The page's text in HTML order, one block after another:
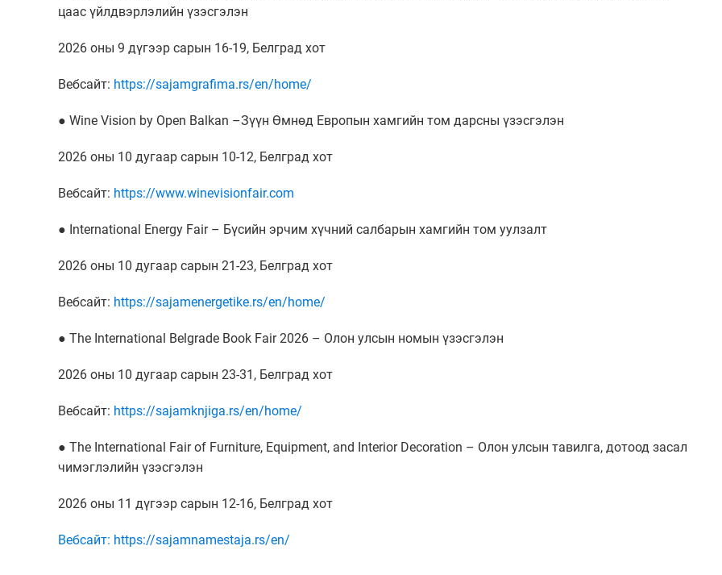
цаас үйлдвэрлэлийн үзэсгэлэн
2026 оны 9 дүгээр сарын 16-19, Белград хот
Вебсайт: https://sajamgrafima.rs/en/home/
● Wine Vision by Open Balkan –Зүүн Өмнөд Европын хамгийн том дарсны үзэсгэлэн
2026 оны 10 дугаар сарын 10-12, Белград хот
Вебсайт: https://www.winevisionfair.com
● International Energy Fair – Бүсийн эрчим хүчний салбарын хамгийн том уулзалт
2026 оны 10 дугаар сарын 21-23, Белград хот
Вебсайт: https://sajamenergetike.rs/en/home/
● The International Belgrade Book Fair 2026 – Олон улсын номын үзэсгэлэн
2026 оны 10 дугаар сарын 23-31, Белград хот
Вебсайт: https://sajamknjiga.rs/en/home/
● The International Fair of Furniture, Equipment, and Interior Decoration – Олон улсын тавилга, дотоод засал
чимэглэлийн үзэсгэлэн
2026 оны 11 дүгээр сарын 12-16, Белград хот
Вебсайт: https://sajamnamestaja.rs/en/